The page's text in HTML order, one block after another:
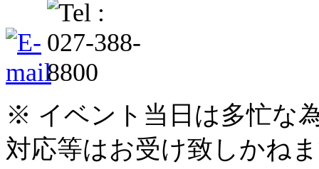
※ イベント当日は多忙な
対応等はお受け致しかね